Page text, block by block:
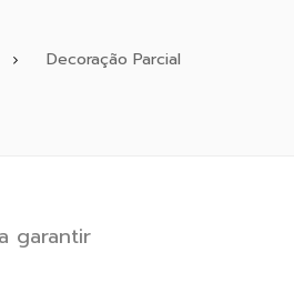
Decoração Parcial
garantir